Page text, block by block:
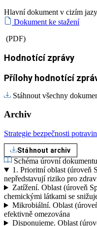
Hlavní dokument v cizím
Dokument ke stažení
(PDF)
Hodnotící zprávy
Přílohy hodnotící
Stáhnout všechny
Archiv
Strategie bezpečnosti
Stáhnout archiv
Schéma úrovní dokumentu
1. Prioritní oblast (úroveň
nepředstavují riziko pro
Zatížení. Oblast (úroveň
chemickými látkami se
Mikrobiální. Oblast
efektivně omezována
Disponujeme. Oblast